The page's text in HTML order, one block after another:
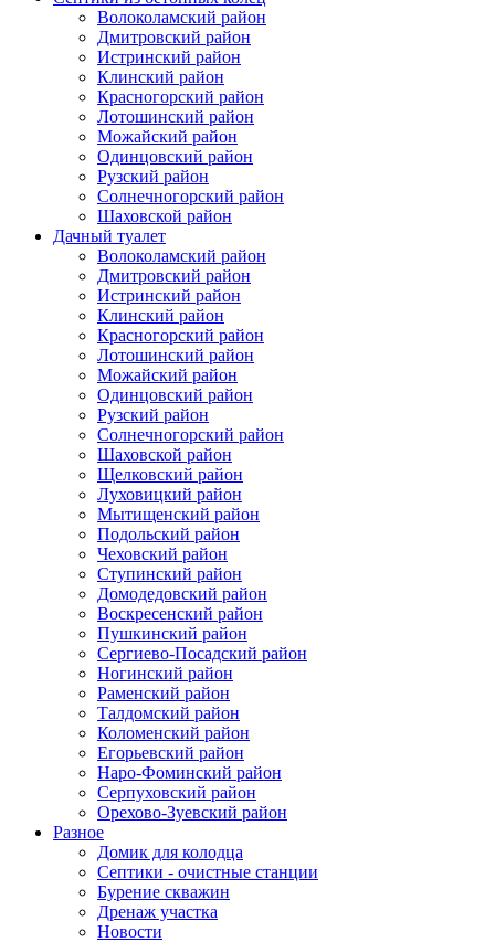
Волоколамский район
Дмитровский район
Истринский район
Клинский район
Красногорский район
Лотошинский район
Можайский район
Одинцовский район
Рузский район
Солнечногорский район
Шаховской район
Дачный туалет
Волоколамский район
Дмитровский район
Истринский район
Клинский район
Красногорский район
Лотошинский район
Можайский район
Одинцовский район
Рузский район
Солнечногорский район
Шаховской район
Щелковский район
Луховицкий район
Мытищенский район
Подольский район
Чеховский район
Ступинский район
Домодедовский район
Воскресенский район
Пушкинский район
Сергиево-Посадский район
Ногинский район
Раменский район
Талдомский район
Коломенский район
Егорьевский район
Наро-Фоминский район
Серпуховский район
Орехово-Зуевский район
Разное
Домик для колодца
Септики - очистные станции
Бурение скважин
Дренаж участка
Новости